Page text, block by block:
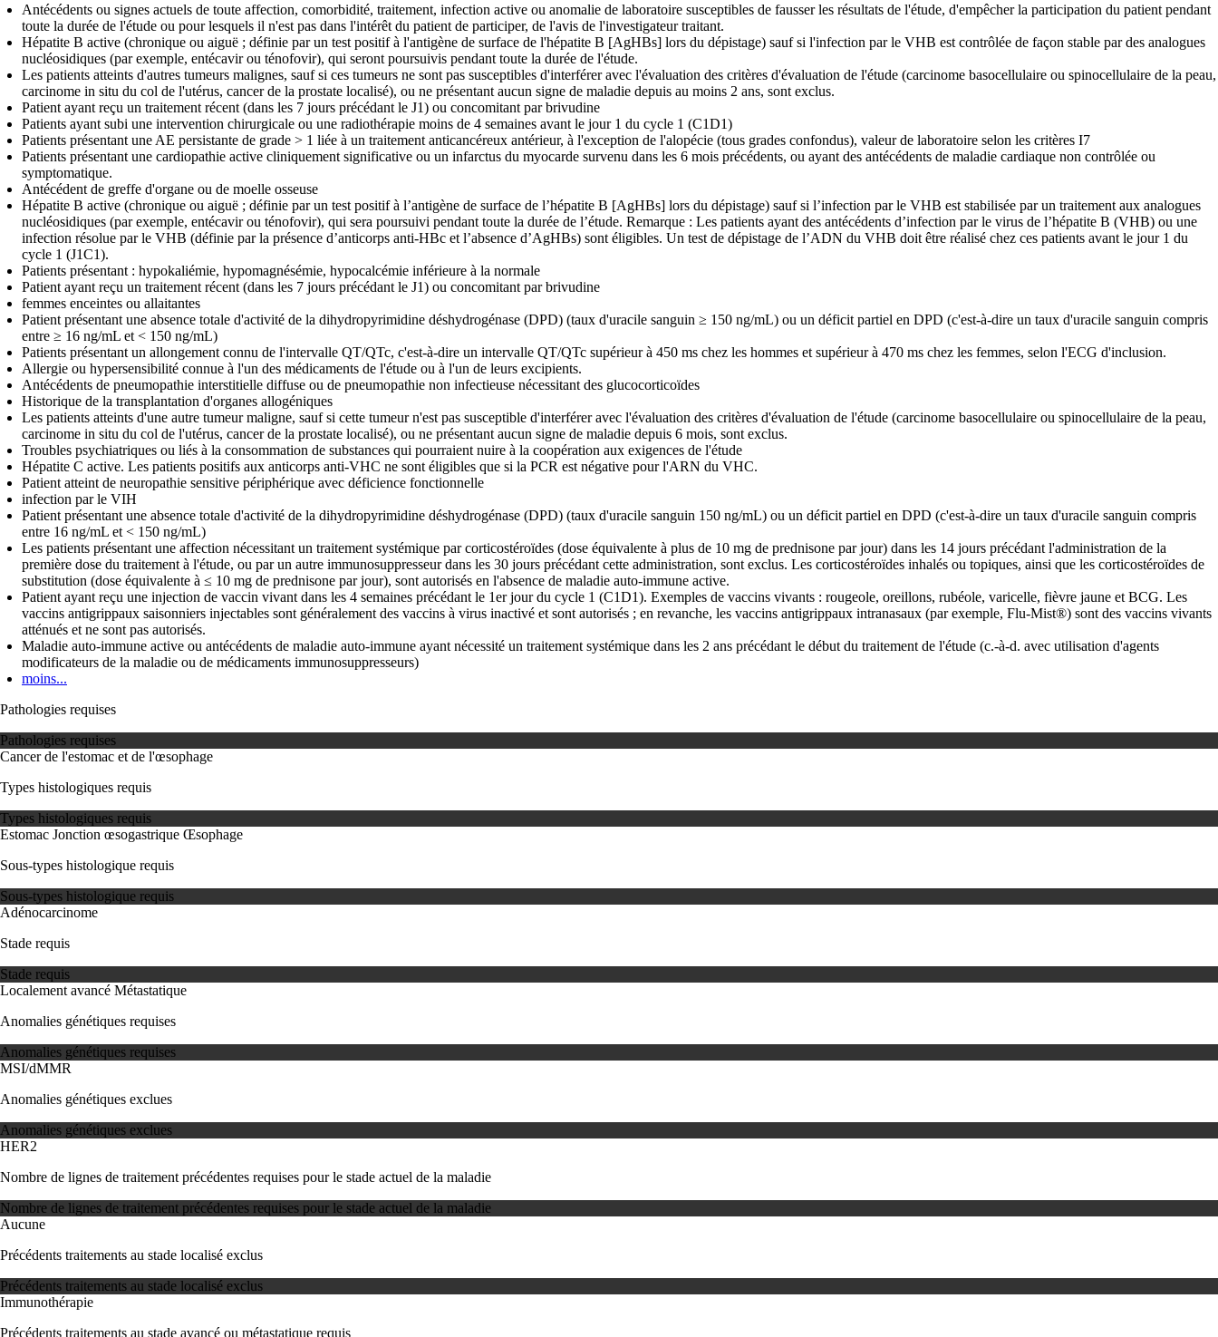
Antécédents ou signes actuels de toute affection, comorbidité, traitement, infection active ou anomalie de laboratoire susceptibles de fausser les résultats de l'étude, d'empêcher la participation du patient pendant
toute la durée de l'étude ou pour lesquels il n'est pas dans l'intérêt du patient de participer, de l'avis de l'investigateur traitant.
Hépatite B active (chronique ou aiguë ; définie par un test positif à l'antigène de surface de l'hépatite B [AgHBs] lors du dépistage) sauf si l'infection par le VHB est contrôlée de façon stable par des analogues
nucléosidiques (par exemple, entécavir ou ténofovir), qui seront poursuivis pendant toute la durée de l'étude.
Les patients atteints d'autres tumeurs malignes, sauf si ces tumeurs ne sont pas susceptibles d'interférer avec l'évaluation des critères d'évaluation de l'étude (carcinome basocellulaire ou spinocellulaire de la peau,
carcinome in situ du col de l'utérus, cancer de la prostate localisé), ou ne présentant aucun signe de maladie depuis au moins 2 ans, sont exclus.
Patient ayant reçu un traitement récent (dans les 7 jours précédant le J1) ou concomitant par brivudine
Patients ayant subi une intervention chirurgicale ou une radiothérapie moins de 4 semaines avant le jour 1 du cycle 1 (C1D1)
Patients présentant une AE persistante de grade > 1 liée à un traitement anticancéreux antérieur, à l'exception de l'alopécie (tous grades confondus), valeur de laboratoire selon les critères I7
Patients présentant une cardiopathie active cliniquement significative ou un infarctus du myocarde survenu dans les 6 mois précédents, ou ayant des antécédents de maladie cardiaque non contrôlée ou
symptomatique.
Antécédent de greffe d'organe ou de moelle osseuse
Hépatite B active (chronique ou aiguë ; définie par un test positif à l’antigène de surface de l’hépatite B [AgHBs] lors du dépistage) sauf si l’infection par le VHB est stabilisée par un traitement aux analogues
nucléosidiques (par exemple, entécavir ou ténofovir), qui sera poursuivi pendant toute la durée de l’étude. Remarque : Les patients ayant des antécédents d’infection par le virus de l’hépatite B (VHB) ou une
infection résolue par le VHB (définie par la présence d’anticorps anti-HBc et l’absence d’AgHBs) sont éligibles. Un test de dépistage de l’ADN du VHB doit être réalisé chez ces patients avant le jour 1 du
cycle 1 (J1C1).
Patients présentant : hypokaliémie, hypomagnésémie, hypocalcémie inférieure à la normale
Patient ayant reçu un traitement récent (dans les 7 jours précédant le J1) ou concomitant par brivudine
femmes enceintes ou allaitantes
Patient présentant une absence totale d'activité de la dihydropyrimidine déshydrogénase (DPD) (taux d'uracile sanguin ≥ 150 ng/mL) ou un déficit partiel en DPD (c'est-à-dire un taux d'uracile sanguin compris
entre ≥ 16 ng/mL et < 150 ng/mL)
Patients présentant un allongement connu de l'intervalle QT/QTc, c'est-à-dire un intervalle QT/QTc supérieur à 450 ms chez les hommes et supérieur à 470 ms chez les femmes, selon l'ECG d'inclusion.
Allergie ou hypersensibilité connue à l'un des médicaments de l'étude ou à l'un de leurs excipients.
Antécédents de pneumopathie interstitielle diffuse ou de pneumopathie non infectieuse nécessitant des glucocorticoïdes
Historique de la transplantation d'organes allogéniques
Les patients atteints d'une autre tumeur maligne, sauf si cette tumeur n'est pas susceptible d'interférer avec l'évaluation des critères d'évaluation de l'étude (carcinome basocellulaire ou spinocellulaire de la peau,
carcinome in situ du col de l'utérus, cancer de la prostate localisé), ou ne présentant aucun signe de maladie depuis 6 mois, sont exclus.
Troubles psychiatriques ou liés à la consommation de substances qui pourraient nuire à la coopération aux exigences de l'étude
Hépatite C active. Les patients positifs aux anticorps anti-VHC ne sont éligibles que si la PCR est négative pour l'ARN du VHC.
Patient atteint de neuropathie sensitive périphérique avec déficience fonctionnelle
infection par le VIH
Patient présentant une absence totale d'activité de la dihydropyrimidine déshydrogénase (DPD) (taux d'uracile sanguin 150 ng/mL) ou un déficit partiel en DPD (c'est-à-dire un taux d'uracile sanguin compris
entre 16 ng/mL et < 150 ng/mL)
Les patients présentant une affection nécessitant un traitement systémique par corticostéroïdes (dose équivalente à plus de 10 mg de prednisone par jour) dans les 14 jours précédant l'administration de la
première dose du traitement à l'étude, ou par un autre immunosuppresseur dans les 30 jours précédant cette administration, sont exclus. Les corticostéroïdes inhalés ou topiques, ainsi que les corticostéroïdes de
substitution (dose équivalente à ≤ 10 mg de prednisone par jour), sont autorisés en l'absence de maladie auto-immune active.
Patient ayant reçu une injection de vaccin vivant dans les 4 semaines précédant le 1er jour du cycle 1 (C1D1). Exemples de vaccins vivants : rougeole, oreillons, rubéole, varicelle, fièvre jaune et BCG. Les
vaccins antigrippaux saisonniers injectables sont généralement des vaccins à virus inactivé et sont autorisés ; en revanche, les vaccins antigrippaux intranasaux (par exemple, Flu-Mist®) sont des vaccins vivants
atténués et ne sont pas autorisés.
Maladie auto-immune active ou antécédents de maladie auto-immune ayant nécessité un traitement systémique dans les 2 ans précédant le début du traitement de l'étude (c.-à-d. avec utilisation d'agents
modificateurs de la maladie ou de médicaments immunosuppresseurs)
moins...
Pathologies requises
Pathologies requises
Cancer de l'estomac et de l'œsophage
Types histologiques requis
Types histologiques requis
Estomac Jonction œsogastrique Œsophage
Sous-types histologique requis
Sous-types histologique requis
Adénocarcinome
Stade requis
Stade requis
Localement avancé Métastatique
Anomalies génétiques requises
Anomalies génétiques requises
MSI/dMMR
Anomalies génétiques exclues
Anomalies génétiques exclues
HER2
Nombre de lignes de traitement précédentes requises pour le stade actuel de la maladie
Nombre de lignes de traitement précédentes requises pour le stade actuel de la maladie
Aucune
Précédents traitements au stade localisé exclus
Précédents traitements au stade localisé exclus
Immunothérapie
Précédents traitements au stade avancé ou métastatique requis